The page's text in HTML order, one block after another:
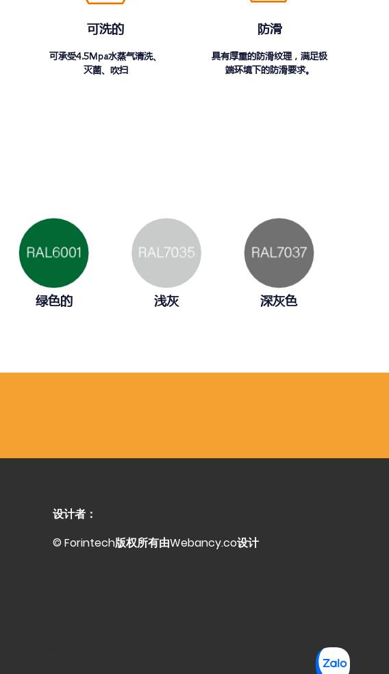
可洗的
可承受4.5Mpa水蒸气清洗、
灭菌、吹扫
防滑
具有厚重的防滑纹理，满足极
端环境下的防滑要求。
绿色的 浅灰 深灰色
设计者：
© Forintech版权所有由Webancy.co设计